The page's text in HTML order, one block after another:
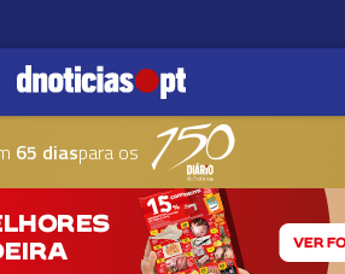
65 diaspara os